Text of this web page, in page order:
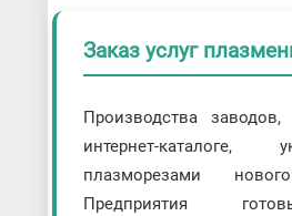
Заказ услуг
Производства
интернет-каталоге,
плазморезами
Предприятия